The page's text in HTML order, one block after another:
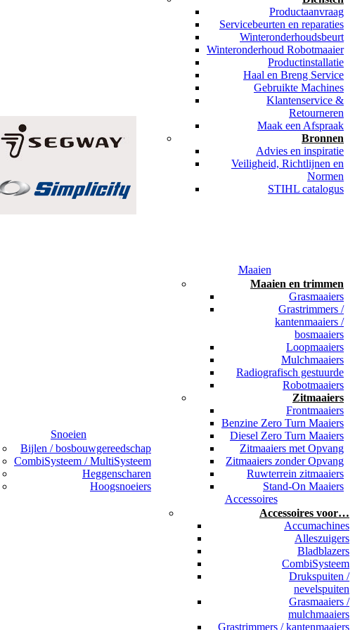
Productaanvraag
Servicebeurten en reparaties
Winteronderhoudsbeurt
Winteronderhoud Robotmaaier
Productinstallatie
Haal en Breng Service
Gebruikte Machines
Klantenservice &
Retourneren
Maak een Afspraak
Bronnen
Advies en inspiratie
Veiligheid, Richtlijnen en
Normen
STIHL catalogus
Snoeien
Bijlen / bosbouwgereedschap
CombiSysteem / MultiSysteem
Heggenscharen
Hoogsnoeiers
Maaien
Maaien en trimmen
Grasmaaiers
Grastrimmers /
kantenmaaiers /
bosmaaiers
Loopmaaiers
Mulchmaaiers
Radiografisch gestuurde
Robotmaaiers
Zitmaaiers
Frontmaaiers
Benzine Zero Turn Maaiers
Diesel Zero Turn Maaiers
Zitmaaiers met Opvang
Zitmaaiers zonder Opvang
Ruwterrein zitmaaiers
Stand-On Maaiers
Accessoires
Accessoires voor…
Accumachines
Alleszuigers
Bladblazers
CombiSysteem
Drukspuiten /
nevelspuiten
Grasmaaiers /
mulchmaaiers
Grastrimmers / kantenmaaiers